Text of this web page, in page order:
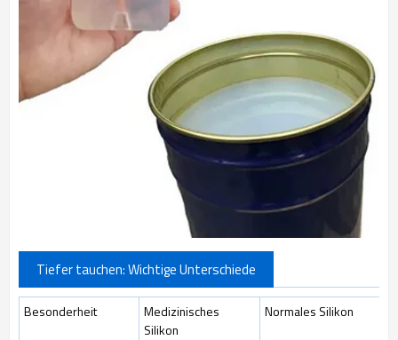
Tiefer tauchen: Wichtige Unterschiede
Besonderheit
Medizinisches
Silikon
Normales Silikon